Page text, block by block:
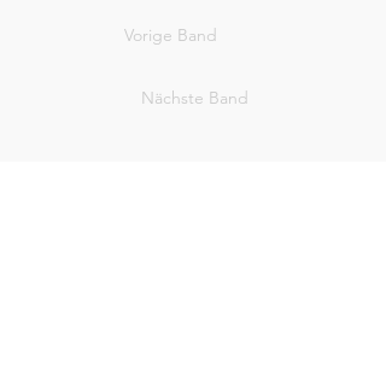
Vorige Band
Nächste Band